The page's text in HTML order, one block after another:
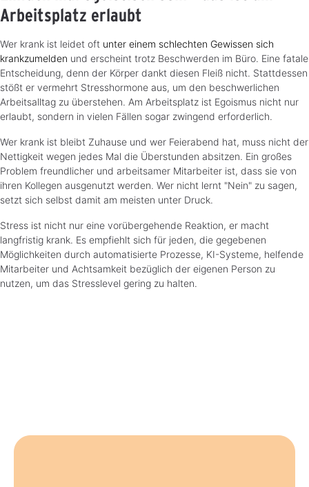
Arbeitsplatz erlaubt
Wer krank ist leidet oft unter einem schlechten Gewissen sich
krankzumelden und erscheint trotz Beschwerden im Büro. Eine fatale
Entscheidung, denn der Körper dankt diesen Fleiß nicht. Stattdessen
stößt er vermehrt Stresshormone aus, um den beschwerlichen
Arbeitsalltag zu überstehen. Am Arbeitsplatz ist Egoismus nicht nur
erlaubt, sondern in vielen Fällen sogar zwingend erforderlich.
Wer krank ist bleibt Zuhause und wer Feierabend hat, muss nicht der
Nettigkeit wegen jedes Mal die Überstunden absitzen. Ein großes
Problem freundlicher und arbeitsamer Mitarbeiter ist, dass sie von
ihren Kollegen ausgenutzt werden. Wer nicht lernt "Nein" zu sagen,
setzt sich selbst damit am meisten unter Druck.
Stress ist nicht nur eine vorübergehende Reaktion, er macht
langfristig krank. Es empfiehlt sich für jeden, die gegebenen
Möglichkeiten durch automatisierte Prozesse, KI-Systeme, helfende
Mitarbeiter und Achtsamkeit bezüglich der eigenen Person zu
nutzen, um das Stresslevel gering zu halten.